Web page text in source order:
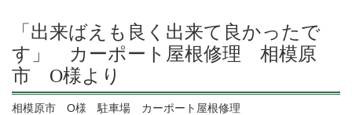
「出来ばえも良く出来て良かったで
す」 カーポート屋根修理 相模原
市 O様より
相模原市 O様 駐車場 カーポート屋根修理